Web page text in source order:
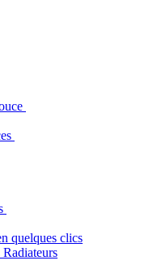
quelques clics